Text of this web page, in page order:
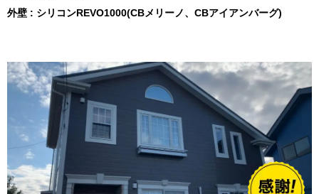
外壁 : シリコンREVO1000(CBメリーノ、CBアイアンバーグ)